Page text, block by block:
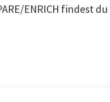
ENRICH findest du